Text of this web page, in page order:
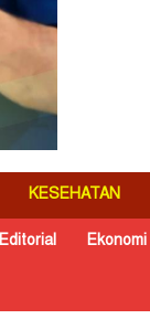
KESEHATAN
Editorial Ekonomi